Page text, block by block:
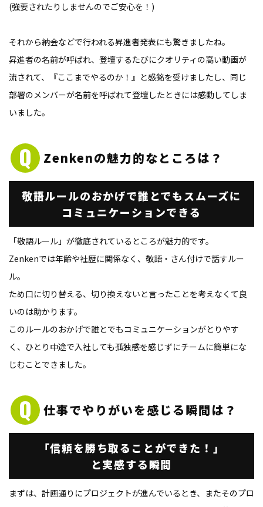
(強要されたりしませんのでご安心を！)
それから納会などで行われる昇進者発表にも驚きましたね。
昇進者の名前が呼ばれ、登壇するたびにクオリティの高い動画が
流されて、『ここまでやるのか！』と感銘を受けましたし、同じ
部署のメンバーが名前を呼ばれて登壇したときには感動してしま
いました。
Zenkenの魅力的なところは？
敬語ルールのおかげで誰とでもスムーズに
コミュニケーションできる
「敬語ルール」が徹底されているところが魅力的です。
Zenkenでは年齢や社歴に関係なく、敬語・さん付けで話すルー
ル。
ため口に切り替える、切り換えないと言ったことを考えなくて良
いのは助かります。
このルールのおかげで誰とでもコミュニケーションがとりやす
く、ひとり中途で入社しても孤独感を感じずにチームに簡単にな
じむことできました。
仕事でやりがいを感じる瞬間は？
「信頼を勝ち取ることができた！」
と実感する瞬間
まずは、計画通りにプロジェクトが進んでいるとき、またそのプロ